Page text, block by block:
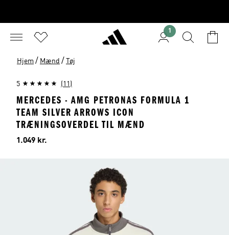
1
Hjem / Mænd / Tøj
5 (11)
MERCEDES - AMG PETRONAS FORMULA 1
TEAM SILVER ARROWS ICON
TRÆNINGSOVERDEL TIL MÆND
Pris
1.049 kr.